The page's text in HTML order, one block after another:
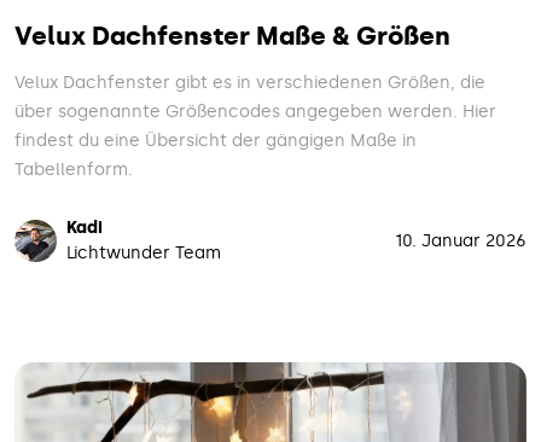
Velux Dachfenster Maße & Größen
Velux Dachfenster gibt es in verschiedenen Größen, die
über sogenannte Größencodes angegeben werden. Hier
findest du eine Übersicht der gängigen Maße in
Tabellenform.
Kadi
Lichtwunder Team
10. Januar 2026